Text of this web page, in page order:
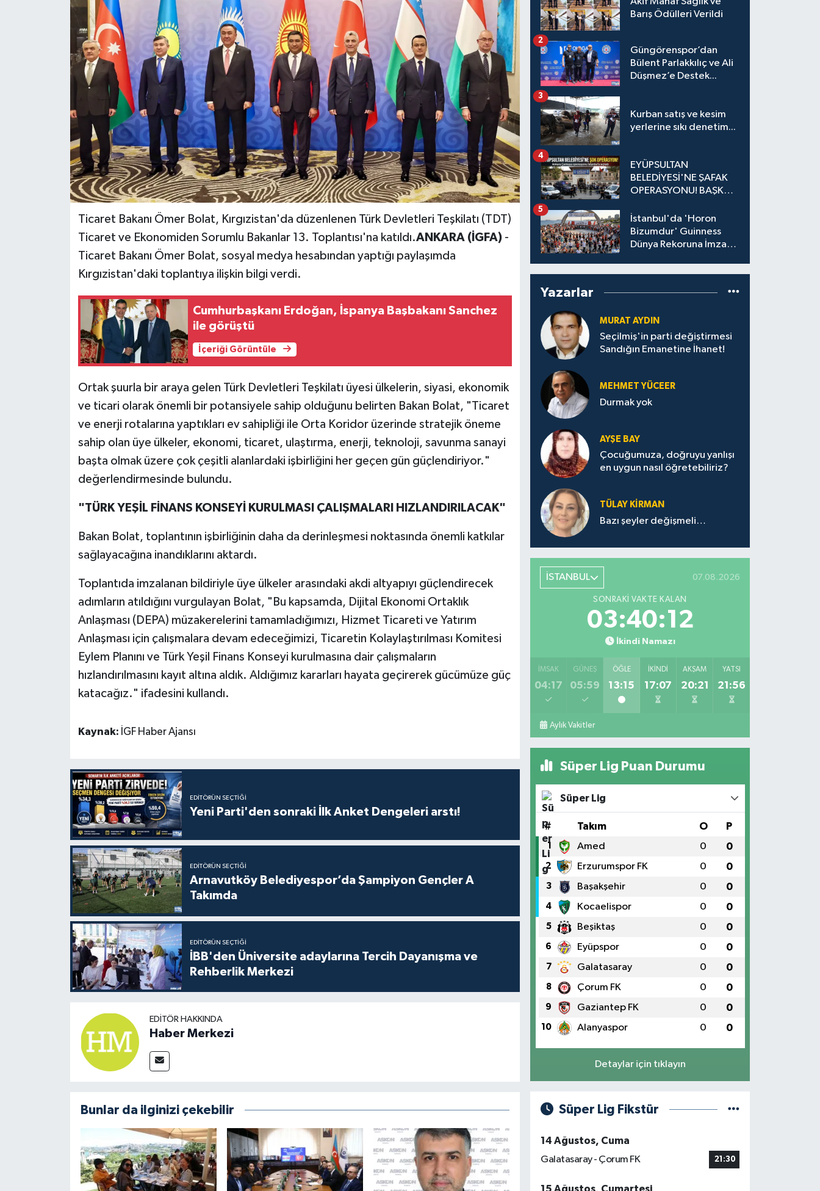
Ticaret Bakanı Ömer Bolat, Kırgızistan'da düzenlenen Türk Devletleri Teşkilatı (TDT)
Ticaret ve Ekonomiden Sorumlu Bakanlar 13. Toplantısı'na katıldı.ANKARA (İGFA) -
Ticaret Bakanı Ömer Bolat, sosyal medya hesabından yaptığı paylaşımda
Kırgızistan'daki toplantıya ilişkin bilgi verdi.
Cumhurbaşkanı Erdoğan, İspanya Başbakanı Sanchez
ile görüştü
İçeriği Görüntüle
Ortak şuurla bir araya gelen Türk Devletleri Teşkilatı üyesi ülkelerin, siyasi, ekonomik
ve ticari olarak önemli bir potansiyele sahip olduğunu belirten Bakan Bolat, "Ticaret
ve enerji rotalarına yaptıkları ev sahipliği ile Orta Koridor üzerinde stratejik öneme
sahip olan üye ülkeler, ekonomi, ticaret, ulaştırma, enerji, teknoloji, savunma sanayi
başta olmak üzere çok çeşitli alanlardaki işbirliğini her geçen gün güçlendiriyor."
değerlendirmesinde bulundu.
"TÜRK YEŞİL FİNANS KONSEYİ KURULMASI ÇALIŞMALARI HIZLANDIRILACAK"
Bakan Bolat, toplantının işbirliğinin daha da derinleşmesi noktasında önemli katkılar
sağlayacağına inandıklarını aktardı.
Toplantıda imzalanan bildiriyle üye ülkeler arasındaki akdi altyapıyı güçlendirecek
adımların atıldığını vurgulayan Bolat, "Bu kapsamda, Dijital Ekonomi Ortaklık
Anlaşması (DEPA) müzakerelerini tamamladığımızı, Hizmet Ticareti ve Yatırım
Anlaşması için çalışmalara devam edeceğimizi, Ticaretin Kolaylaştırılması Komitesi
Eylem Planını ve Türk Yeşil Finans Konseyi kurulmasına dair çalışmaların
hızlandırılmasını kayıt altına aldık. Aldığımız kararları hayata geçirerek gücümüze güç
katacağız." ifadesini kullandı.
Kaynak: İGF Haber Ajansı
EDITÖRÜN SEÇTIĞI
Yeni Parti'den sonraki İlk Anket Dengeleri arstı!
EDITÖRÜN SEÇTIĞI
Arnavutköy Belediyespor’da Şampiyon Gençler A
Takımda
EDITÖRÜN SEÇTIĞI
İBB'den Üniversite adaylarına Tercih Dayanışma ve
Rehberlik Merkezi
EDITÖR HAKKINDA
Haber Merkezi
Bunlar da ilginizi çekebilir
Barış Ödülleri Verildi
Güngörenspor’dan
Bülent Parlakkılıç ve Ali
Düşmez’e Destek...
2
Kurban satış ve kesim
yerlerine sıkı denetim...
3
EYÜPSULTAN
BELEDİYESİ'NE ŞAFAK
OPERASYONU! BAŞKAN
KALEM MÜDÜRÜ
GÖZALTINDA
4
İstanbul'da 'Horon
Bizumdur' Guinness
Dünya Rekoruna İmza
5
Yazarlar
MURAT AYDIN
Seçilmiş'in parti değiştirmesi
Sandığın Emanetine İhanet!
MEHMET YÜCEER
Durmak yok
AYŞE BAY
Çocuğumuza, doğruyu yanlışı
en uygun nasıl öğretebiliriz?
TÜLAY KİRMAN
Bazı şeyler değişmeli…
İSTANBUL 07.08.2026
SONRAKI VAKTE KALAN
03:40:12
İkindi Namazı
İMSAK
04:17
GÜNEŞ
05:59
ÖĞLE
13:15
İKINDI
17:07
AKŞAM
20:21
YATSI
21:56
Aylık Vakitler
Süper Lig Puan Durumu
Süper Lig
# Takım O P
1 Amed 0 0
2 Erzurumspor FK 0 0
3 Başakşehir 0 0
4 Kocaelispor 0 0
5 Beşiktaş 0 0
6 Eyüpspor 0 0
7 Galatasaray 0 0
8 Çorum FK 0 0
9 Gaziantep FK 0 0
10 Alanyaspor 0 0
Detaylar için tıklayın
Süper Lig Fikstür
14 Ağustos, Cuma
Galatasaray - Çorum FK
21:30